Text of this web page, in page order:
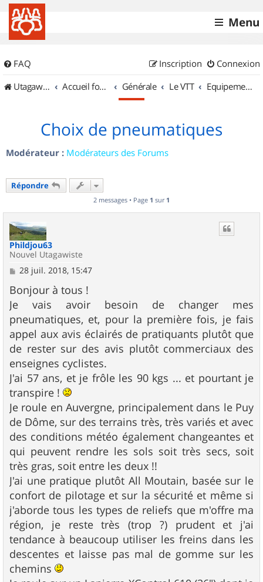
Menu
FAQ Connexion
Inscription
UtagawaVTT (Randos VTT et VTTAE avec traces GPS)
Accueil forum Générale Le VTT Equipements et Accessoires
Choix de pneumatiques
Modérateur : Modérateurs des Forums
Répondre
2 messages • Page 1 sur 1
Phildjou63
Nouvel Utagawiste
M
s
s
a
g
e
28 juil. 2018, 15:47
Bonjour à tous !
Je vais avoir besoin de changer mes
pneumatiques, et, pour la première fois, je fais
appel aux avis éclairés de pratiquants plutôt que
de rester sur des avis plutôt commerciaux des
enseignes cyclistes.
J'ai 57 ans, et je frôle les 90 kgs ... et pourtant je
transpire !
Je roule en Auvergne, principalement dans le Puy
de Dôme, sur des terrains très, très variés et avec
des conditions météo également changeantes et
qui peuvent rendre les sols soit très secs, soit
très gras, soit entre les deux !!
J'ai une pratique plutôt All Moutain, basée sur le
confort de pilotage et sur la sécurité et même si
j'aborde tous les types de reliefs que m'offre ma
région, je reste très (trop ?) prudent et j'ai
tendance à beaucoup utiliser les freins dans les
descentes et laisse pas mal de gomme sur les
chemins